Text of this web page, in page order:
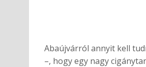
Abaújvárról annyit kell
–, hogy egy nagy